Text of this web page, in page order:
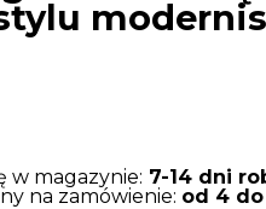
w magazynie: 7-14 dni
na zamówienie: od 4